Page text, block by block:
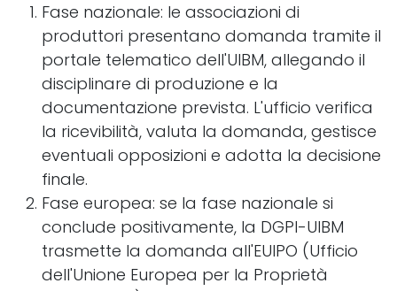
Fase nazionale: le associazioni di
produttori presentano domanda tramite il
portale telematico dell'UIBM, allegando il
disciplinare di produzione e la
documentazione prevista. L'ufficio verifica
la ricevibilità, valuta la domanda, gestisce
eventuali opposizioni e adotta la decisione
finale.
Fase europea: se la fase nazionale si
conclude positivamente, la DGPI-UIBM
trasmette la domanda all'EUIPO (Ufficio
dell'Unione Europea per la Proprietà